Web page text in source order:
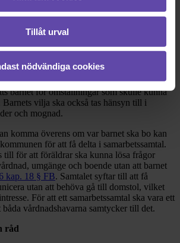
Tillåt urval
nödvändiga cookies
göras i varje enskilt fall.
beaktar är något som kallas för
principen innebär att man ska ta hänsyn
med barnets bästa att rycka upp barnet
t.ex. förflyttning av barn till en ny och
barnet för omställningar som skulle kunna
vilja ska också tas hänsyn till i
och mognad.
komma överens om var barnet ska bo kan
för att få delta i samarbetssamtal.
till för att föräldrar ska kunna lösa frågor
umgänge och boende utan att barnet
6 kap. 18 § FB. Samtalet syftar till att få
utan att behöva gå till domstol, vilket
För att ett samarbetssamtal ska vara ett
vårdnadshavarna samtycker till det.
råd